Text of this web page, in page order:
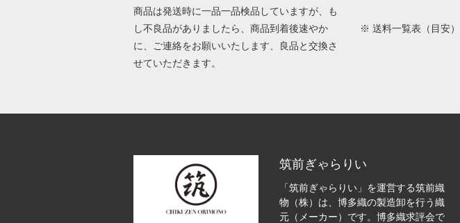
商品は発送時に一品一品検品していますが、も
し不良品がありましたら、商品到着後速やか
に、ご連絡をお願いいたします、良品と交換さ
せていただきます。
※送料一覧表（目安）
筑前ぎゃらりい
「筑前ぎゃらりい」を運営する筑前織
物（株）は、博多織の製造卸を行う織
元（メーカー）です。博多織求評会で